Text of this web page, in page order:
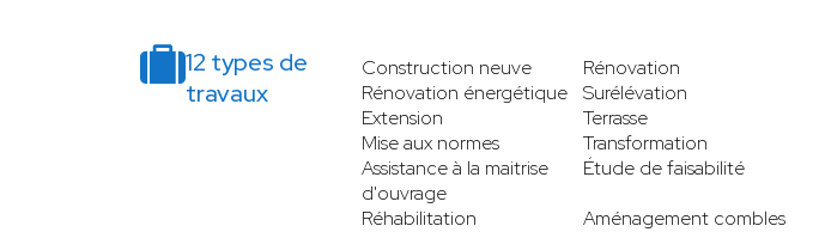
12 types de
travaux
Construction neuve
Rénovation
Rénovation énergétique
Surélévation
Extension
Terrasse
Mise aux normes
Transformation
Assistance à la maitrise
d'ouvrage
Étude de faisabilité
Réhabilitation
Aménagement combles